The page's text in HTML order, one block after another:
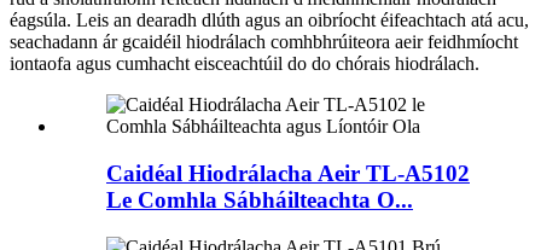
éagsúla. Leis an dearadh dlúth agus an oibríocht éifeachtach atá acu,
seachadann ár gcaidéil hiodrálach comhbhrúiteora aeir feidhmíocht
iontaofa agus cumhacht eisceachtúil do do chórais hiodrálach.
Caidéal Hiodrálacha Aeir TL-A5102
Le Comhla Sábháilteachta O...